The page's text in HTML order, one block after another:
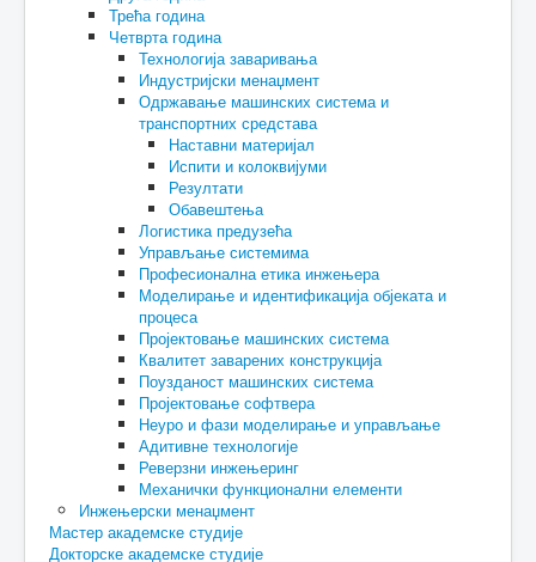
Трећа година
Четврта година
Технологија заваривања
Индустријски менаџмент
Одржавање машинских система и
транспортних средстава
Наставни материјал
Испити и колоквијуми
Резултати
Обавештења
Логистика предузећа
Управљање системима
Професионална етика инжењера
Моделирање и идентификација објеката и
процеса
Пројектовање машинских система
Квалитет заварених конструкција
Поузданост машинских система
Пројектовање софтвера
Неуро и фази моделирање и управљање
Адитивне технологије
Реверзни инжењеринг
Механички функционални елементи
Инжењерски менаџмент
Мастер академске студије
Докторске академске студије